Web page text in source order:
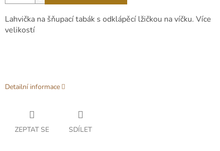
Lahvička na šňupací tabák s odklápěcí lžičkou na víčku. Více
velikostí
Detailní informace
ZEPTAT SE SDÍLET